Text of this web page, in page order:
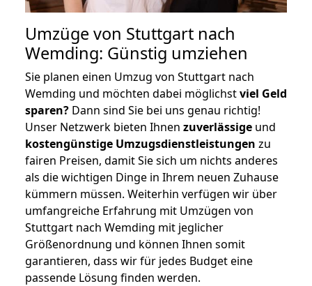
Umzüge von Stuttgart nach
Wemding: Günstig umziehen
Sie planen einen Umzug von Stuttgart nach
Wemding und möchten dabei möglichstviel Geld
sparen? Dann sind Sie bei uns genau richtig!
Unser Netzwerk bieten Ihnen zuverlässige und
kostengünstige Umzugsdienstleistungen zu
fairen Preisen, damit Sie sich um nichts anderes
als die wichtigen Dinge in Ihrem neuen Zuhause
kümmern müssen. Weiterhin verfügen wir über
umfangreiche Erfahrung mit Umzügen von
Stuttgart nach Wemding mit jeglicher
Größenordnung und können Ihnen somit
garantieren, dass wir für jedes Budget eine
passende Lösung finden werden.